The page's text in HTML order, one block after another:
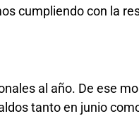
cumpliendo con la
al año. De ese
tanto en junio